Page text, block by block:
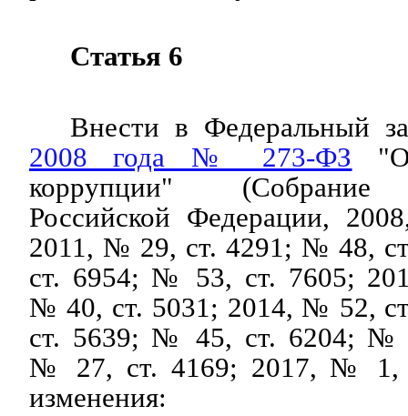
Статья 6
Внести в Федеральный
2008 года № 273-ФЗ "О
коррупции" (Собрание
Российской Федерации,
2011, № 29, ст. 4291; № 48,
ст. 6954; № 53, ст. 7605;
№ 40, ст. 5031; 2014, № 52,
ст. 5639; № 45, ст. 6204; №
№ 27, ст. 4169; 2017, № 1,
изменения: